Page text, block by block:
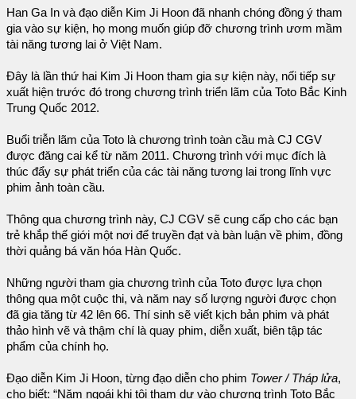
Han Ga In và đạo diễn Kim Ji Hoon đã nhanh chóng đồng ý tham
gia vào sự kiện, họ mong muốn giúp đỡ chương trình ươm mầm
tài năng tương lai ở Việt Nam.
Đây là lần thứ hai Kim Ji Hoon tham gia sự kiện này, nối tiếp sự
xuất hiện trước đó trong chương trình triển lãm của Toto Bắc Kinh
Trung Quốc 2012.
Buổi triễn lãm của Toto là chương trình toàn cầu mà CJ CGV
được đăng cai kể từ năm 2011. Chương trình với mục đích là
thúc đẩy sự phát triển của các tài năng tương lai trong lĩnh vực
phim ảnh toàn cầu.
Thông qua chương trình này, CJ CGV sẽ cung cấp cho các bạn
trẻ khắp thế giới một nơi để truyền đạt và bàn luận về phim, đồng
thời quảng bá văn hóa Hàn Quốc.
Những người tham gia chương trình của Toto được lựa chọn
thông qua một cuộc thi, và năm nay số lượng người được chọn
đã gia tăng từ 42 lên 66. Thí sinh sẽ viết kịch bản phim và phát
thảo hình vẽ và thậm chí là quay phim, diễn xuất, biên tập tác
phẩm của chính họ.
Đạo diễn Kim Ji Hoon, từng đạo diễn cho phim Tower / Tháp lửa,
cho biết: “Năm ngoái khi tôi tham dự vào chương trình Toto Bắc